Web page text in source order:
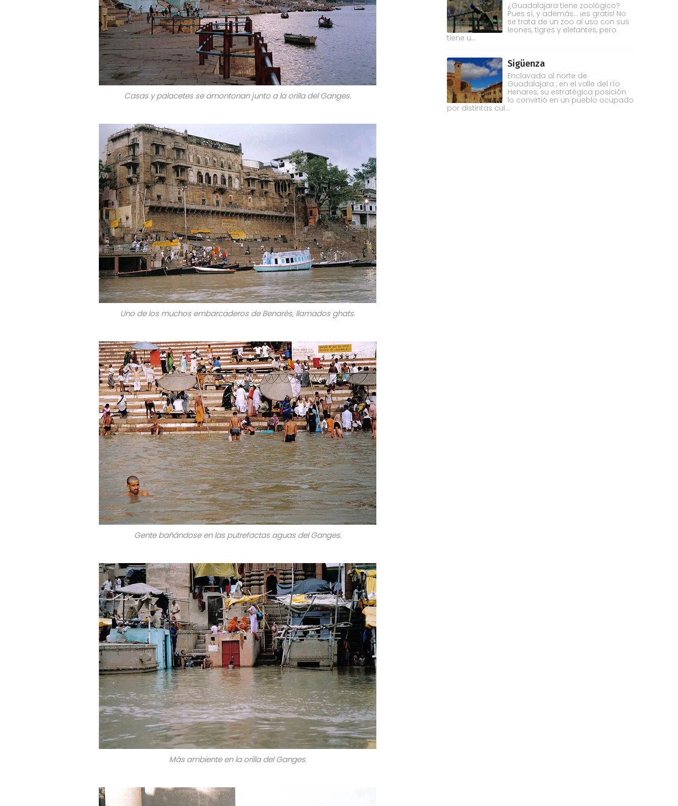
Casas y palacetes se amontonan junto a la orilla del Ganges.
Uno de los muchos embarcaderos de Benarés, llamados ghats.
Gente bañándose en las putrefactas aguas del Ganges.
Más ambiente en la orilla del Ganges.
¿Guadalajara tiene zoológico?
Pues sí, y además... ¡es gratis! No
se trata de un zoo al uso con sus
leones, tigres y elefantes, pero
tiene u...
Sigüenza
Enclavada al norte de
Guadalajara , en el valle del río
Henares, su estratégica posición
lo convirtió en un pueblo ocupado
por distintas cul...